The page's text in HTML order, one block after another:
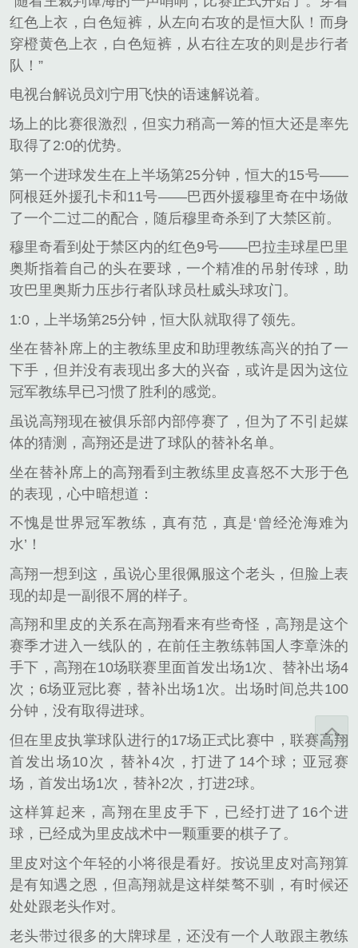
红色上衣，白色短裤，从左向右攻的是恒大队！而身
穿橙黄色上衣，白色短裤，从右往左攻的则是步行者
队！”
电视台解说员刘宁用飞快的语速解说着。
场上的比赛很激烈，但实力稍高一筹的恒大还是率先
取得了2:0的优势。
第一个进球发生在上半场第25分钟，恒大的15号——
阿根廷外援孔卡和11号——巴西外援穆里奇在中场做
了一个二过二的配合，随后穆里奇杀到了大禁区前。
穆里奇看到处于禁区内的红色9号——巴拉圭球星巴里
奥斯指着自己的头在要球，一个精准的吊射传球，助
攻巴里奥斯力压步行者队球员杜威头球攻门。
1:0，上半场第25分钟，恒大队就取得了领先。
坐在替补席上的主教练里皮和助理教练高兴的拍了一
下手，但并没有表现出多大的兴奋，或许是因为这位
冠军教练早已习惯了胜利的感觉。
虽说高翔现在被俱乐部内部停赛了，但为了不引起媒
体的猜测，高翔还是进了球队的替补名单。
坐在替补席上的高翔看到主教练里皮喜怒不大形于色
的表现，心中暗想道：
不愧是世界冠军教练，真有范，真是‘曾经沧海难为
水’！
高翔一想到这，虽说心里很佩服这个老头，但脸上表
现的却是一副很不屑的样子。
高翔和里皮的关系在高翔看来有些奇怪，高翔是这个
赛季才进入一线队的，在前任主教练韩国人李章洙的
手下，高翔在10场联赛里面首发出场1次、替补出场4
次；6场亚冠比赛，替补出场1次。出场时间总共100
分钟，没有取得进球。
但在里皮执掌球队进行的17场正式比赛中，联赛高翔
首发出场10次，替补4次，打进了14个球；亚冠赛
场，首发出场1次，替补2次，打进2球。
这样算起来，高翔在里皮手下，已经打进了16个进
球，已经成为里皮战术中一颗重要的棋子了。
里皮对这个年轻的小将很是看好。按说里皮对高翔算
是有知遇之恩，但高翔就是这样桀骜不驯，有时候还
处处跟老头作对。
老头带过很多的大牌球星，还没有一个人敢跟主教练